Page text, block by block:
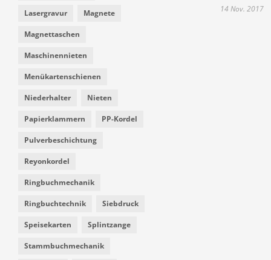
Lasergravur Magnete
Magnettaschen
Maschinennieten
Menükartenschienen
Niederhalter Nieten
Papierklammern PP-Kordel
Pulverbeschichtung
Reyonkordel
Ringbuchmechanik
Ringbuchtechnik Siebdruck
Speisekarten Splintzange
Stammbuchmechanik
14 Nov. 2017